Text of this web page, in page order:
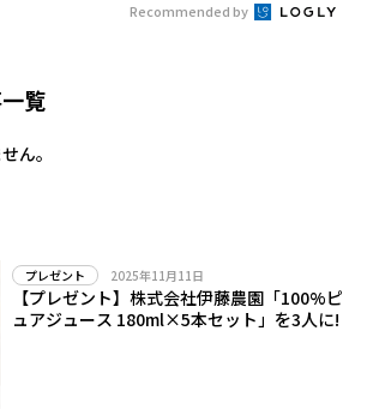
Recommended by
覧
ん。
プレゼント 2025年11月11日
【プレゼント】株式会社伊藤農園「100%ピ
ュアジュース 180ml×5本セット」を3人に!